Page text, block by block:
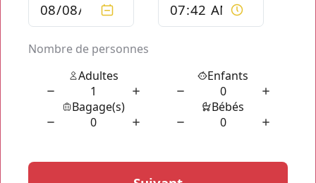
vous éviter l'attente
- Une chauffeur à l'écoute : nous prenons en charge tous vos
- Un tarif abordable : untransport Taxi Moto Le Royal
Réservez votre transport privé Taxi Moto Le Royal Monceau
sans
attendre via les différents boutons de réservation présents sur cette
page actuelle. En cliquant sur les boutons de réservation rouge, vous
serez immédiatement redirigé sur notre simulateur de devis et de